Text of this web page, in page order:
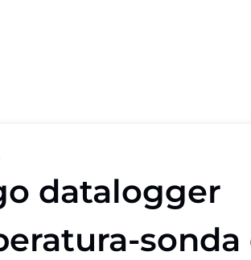
datalogger
sonda